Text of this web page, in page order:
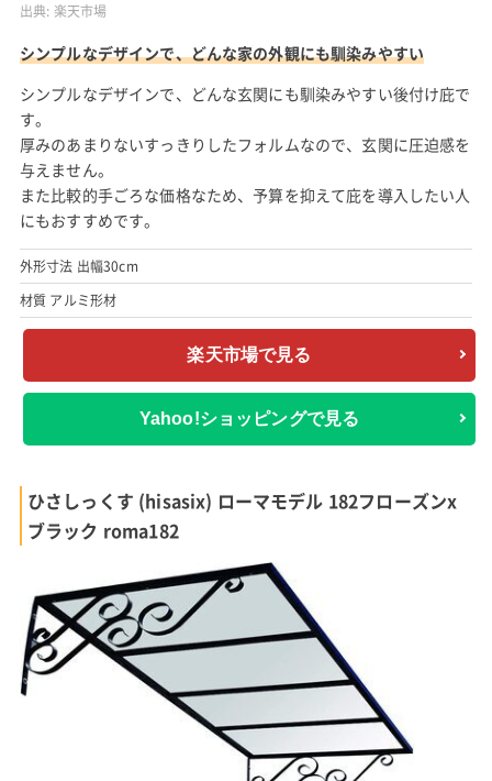
出典: 楽天市場
シンプルなデザインで、どんな家の外観にも馴染みやすい
シンプルなデザインで、どんな玄関にも馴染みやすい後付け庇で
す。
厚みのあまりないすっきりしたフォルムなので、玄関に圧迫感を
与えません。
また比較的手ごろな価格なため、予算を抑えて庇を導入したい人
にもおすすめです。
外形寸法 出幅30cm
材質 アルミ形材
楽天市場で見る
Yahoo!ショッピングで見る
ひさしっくす (hisasix) ローマモデル 182フローズンx
ブラック roma182